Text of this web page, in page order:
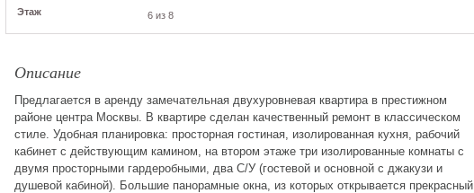
Этаж 6 из 8
Описание
Предлагается в аренду замечательная двухуровневая квартира в престижном
районе центра Москвы. В квартире сделан качественный ремонт в классическом
стиле. Удобная планировка: просторная гостиная, изолированная кухня, рабочий
кабинет с действующим камином, на втором этаже три изолированные комнаты с
двумя просторными гардеробными, два С/У (гостевой и основной с джакузи и
душевой кабиной). Большие панорамные окна, из которых открывается прекрасный